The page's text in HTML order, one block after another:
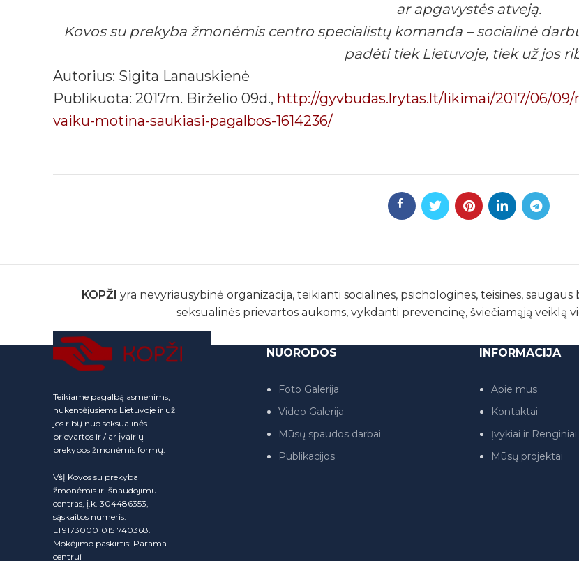
ar apgavystės atveją.
Kovos su prekyba žmonėmis centro specialistų komanda – socialinė
padėti tiek Lietuvoje, tiek už jos
Autorius: Sigita Lanauskienė
Publikuota: 2017m. Birželio 09d., http://gyvbudas.lrytas.lt/likimai/2017/06/
vaiku-motina-saukiasi-pagalbos-1614236/
KOPŽI yra nevyriausybinė organizacija, teikianti socialines, psichologines, teisines,
seksualinės prievartos aukoms, vykdanti prevencinę, šviečiamąją veiklą
Teikiame pagalbą asmenims,
nukentėjusiems Lietuvoje ir už
jos ribų nuo seksualinės
prievartos ir / ar įvairių
prekybos žmonėmis formų.
VšĮ Kovos su prekyba
žmonėmis ir išnaudojimu
centras, į.k. 304486353,
sąskaitos numeris:
LT917300010151740368.
Mokėjimo paskirtis: Parama
centrui
NUORODOS
Foto Galerija
Video Galerija
Mūsų spaudos darbai
Publikacijos
INFORMACIJA
Apie mus
Kontaktai
Įvykiai ir Renginiai
Mūsų projektai